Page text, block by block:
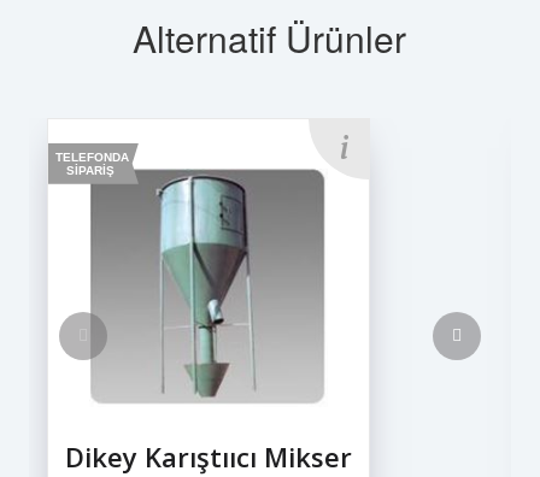
Alternatif Ürünler
TELEFONDA
SİPARİŞ
Dikey Karıştııcı Mikser